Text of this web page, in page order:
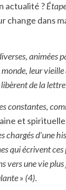
actualité ?
dans
animées
leur
de la
constantes,
et
chargés d’une
qui écrivent
une vie
» (4).